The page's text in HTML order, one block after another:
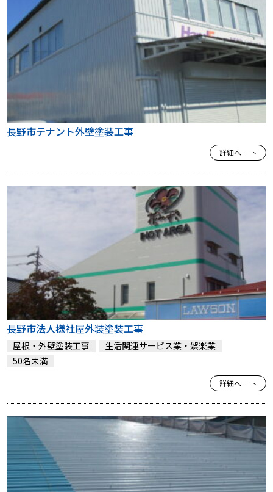
長野市テナント外壁塗装工事
詳細へ
長野市法人様社屋外装塗装工事
屋根・外壁塗装工事
生活関連サービス業・娯楽業
50名未満
詳細へ